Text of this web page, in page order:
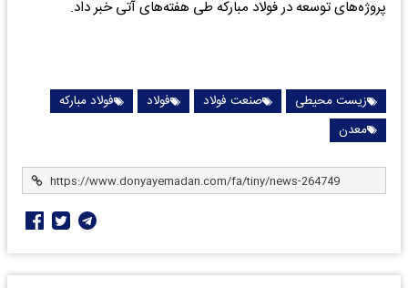
پروژه‌های توسعه در فولاد مبارکه طی هفته‌های آتی خبر داد.
زیست محیطی صنعت فولاد فولاد
فولاد مبارکه
معدن